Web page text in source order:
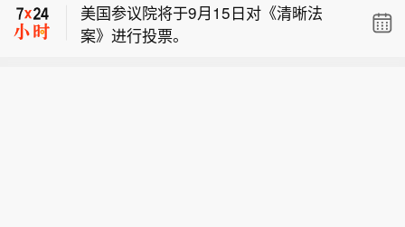
需上，尤其是消费和服务消费。米尔斯
认为，从经济总量看，中国服务业规模
组织(IMF)驻华首席代表马歇尔·米尔斯
近日称，中国服务消费一直在强劲增
美国参议院将于9月15日对《清晰法
案》进行投票。